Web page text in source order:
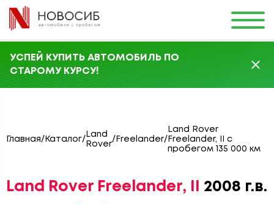
УСПЕЙ КУПИТЬ АВТОМОБИЛЬ ПО
СТАРОМУ КУРСУ!
Главная/ Каталог/
Land
Rover
/ Freelander/
Land Rover
Freelander, II с
пробегом 135 000 км
Land Rover Freelander, II 2008 г.в.